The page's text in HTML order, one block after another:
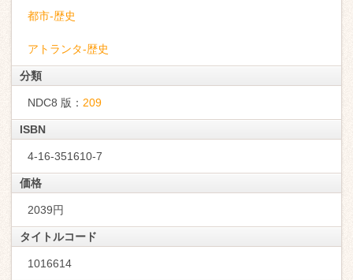
都市-歴史
アトランタ-歴史
分類
NDC8 版： 209
ISBN
4-16-351610-7
価格
2039円
タイトルコード
1016614